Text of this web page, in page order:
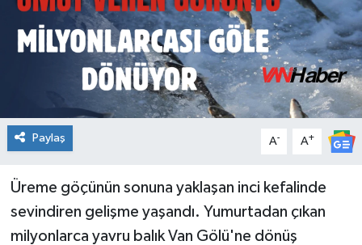
Paylaş A- A+
Üreme göçünün sonuna yaklaşan inci kefalinde
sevindiren gelişme yaşandı. Yumurtadan çıkan
milyonlarca yavru balık Van Gölü'ne dönüş